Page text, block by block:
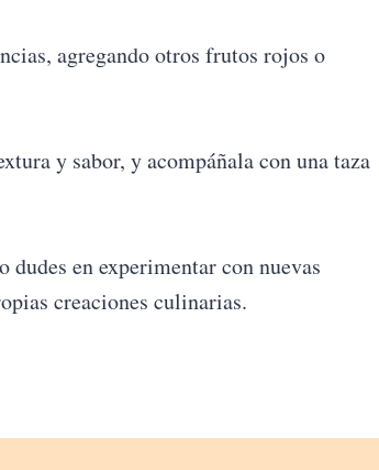
agregando otros frutos rojos o
y sabor, y acompáñala con una taza
en experimentar con nuevas
creaciones culinarias.